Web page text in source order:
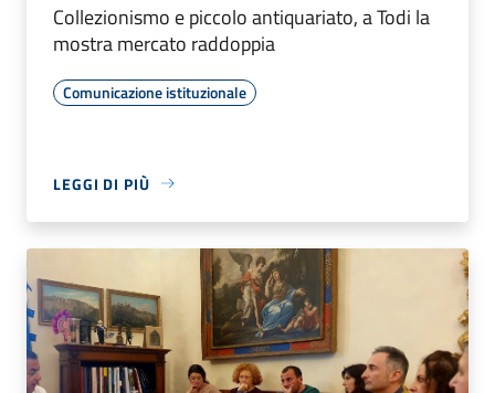
Collezionismo e piccolo antiquariato, a Todi la
mostra mercato raddoppia
Comunicazione istituzionale
LEGGI DI PIÙ